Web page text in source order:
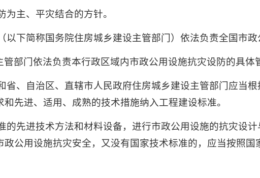
主、平灾结合的方针。
下简称国务院住房城乡建设主管部门）依法负责全国市政
部门依法负责本行政区域内市政公用设施抗灾设防的具体
省、自治区、直辖市人民政府住房城乡建设主管部门应当
先进、适用、成熟的技术措施纳入工程建设标准。
的先进技术方法和材料设备，进行市政公用设施的抗灾设
公用设施抗灾安全，又没有国家技术标准的，应当按照